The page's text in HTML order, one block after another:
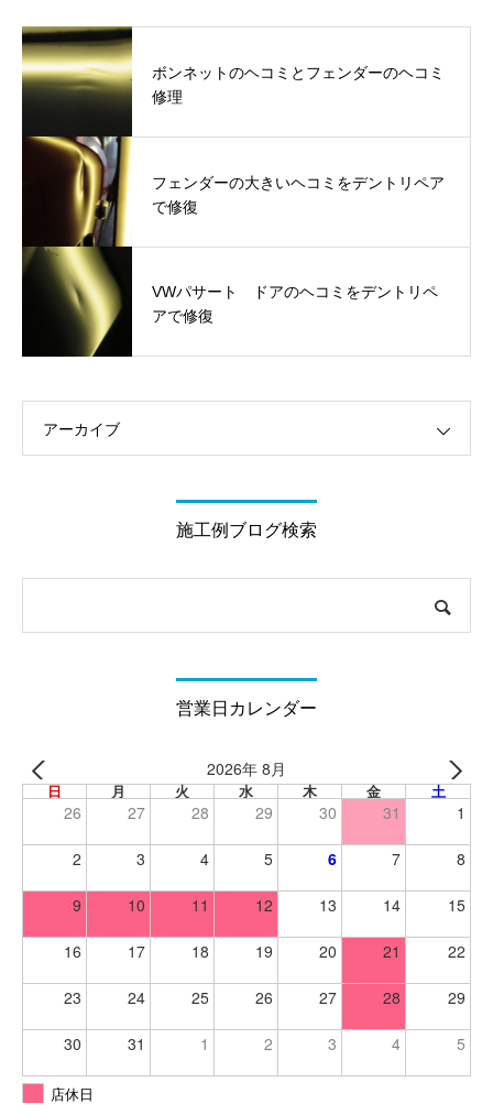
ボンネットのヘコミとフェンダーのヘコミ
修理
フェンダーの大きいヘコミをデントリペア
で修復
VWパサート ドアのヘコミをデントリペ
アで修復
アーカイブ
施工例ブログ検索
営業日カレンダー
2026年 8月
日 月 火 水 木 金 土
26 27 28 29 30 31 1
2 3 4 5 6 7 8
9 10 11 12 13 14 15
16 17 18 19 20 21 22
23 24 25 26 27 28 29
30 31 1 2 3 4 5
店休日